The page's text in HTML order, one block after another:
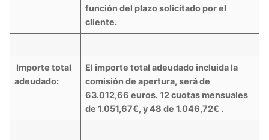
función del plazo solicitado por el
cliente.
Importe total
adeudado:
El importe total adeudado incluida la
comisión de apertura, será de
63.012,66 euros. 12 cuotas mensuales
de 1.051,67€, y 48 de 1.046,72€ .